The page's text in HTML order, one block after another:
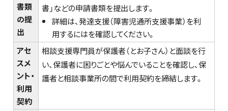
書類
の提
出
書」などの申請書類を提出します。
詳細は、発達支援（障害児通所支援事業）を利
用するにはを確認してください。
アセ
スメ
ント・
利用
契約
相談支援専門員が保護者（とお子さん）と面談を行
い、保護者に困りごとや悩んでいることを確認し、保
護者と相談事業所の間で利用契約を締結します。